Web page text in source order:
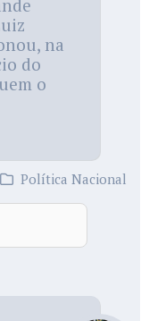
na
do
o
Política Nacional